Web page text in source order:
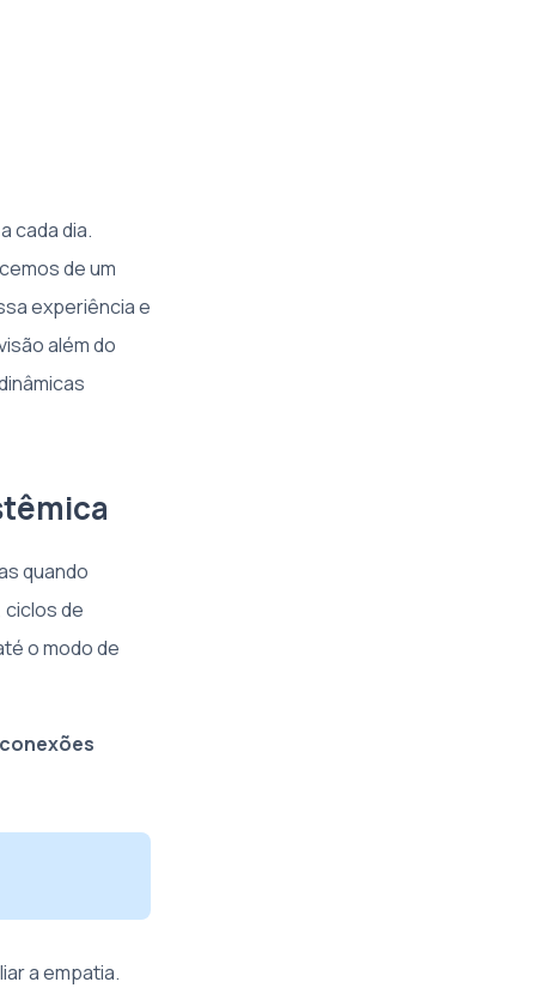
cada dia.
de um
experiência e
além do
quando
ciclos de
o modo de
a empatia.